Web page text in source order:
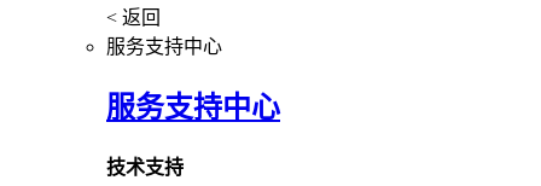
< 返回
服务支持中心
服务支持中心
技术支持